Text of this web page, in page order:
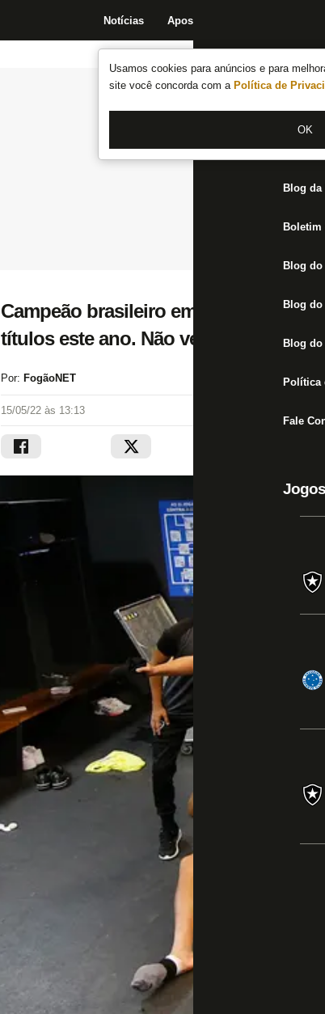
Usamos cookies para anúncios e para
site você concorda com a Política de
OK
Notícias Apostas
Fórum
Jogos
Blog da
Boletim
Blog do
Blog
Blog
Política
Fale
Jogos
Campeão brasileiro em 95 opina:
títulos este ano. Não vejo muitos times
Por: FogãoNET
15/05/22 às 13:13